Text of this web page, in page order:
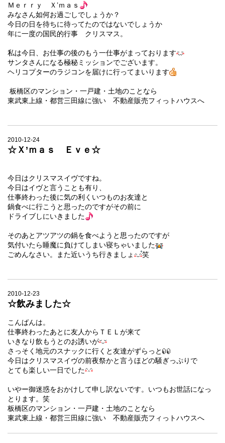
Ｍｅｒｒｙ Ｘ’ｍａｓ
みなさん如何お過ごしでしょうか？
今日の日を待ちに待ってたのではないでしょうか
年に一度の国民的行事 クリスマス。
私は今日、お仕事の後のもう一仕事がまっております
サンタさんになる極秘ミッションでございます。
ヘリコプターのラジコンを届けに行ってまいります
板橋区のマンション・一戸建・土地のことなら
東武東上線・都営三田線に強い 不動産販売フィっトハウスへ
2010-12-24
☆Ｘ’ｍａｓ Ｅｖｅ☆
今日はクリスマスイヴですね。
今日はイヴと言うことも有り、
仕事終わった後に気の利くいつものお友達と
鍋食べに行こうと思ったのですがその前に
ドライブしにいきました
そのあとアツアツの鍋を食べようと思ったのですが
気付いたら睡魔に負けてしまい寝ちゃいました
ごめんなさい。また近いうち行きましょ
笑
2010-12-23
☆飲みました☆
こんばんは。
仕事終わったあとに友人からＴＥＬが来て
いきなり飲もうとのお誘いが
さっそく地元のスナックに行くと友達がずらっと
今日はクリスマスイヴの前夜祭かと言うほどの騒ぎっぷりで
とても楽しい一日でした
いやー御迷惑をおかけして申し訳ないです。いつもお世話になっ
とります。笑
板橋区のマンション・一戸建・土地のことなら
東武東上線・都営三田線に強い 不動産販売フィっトハウスへ